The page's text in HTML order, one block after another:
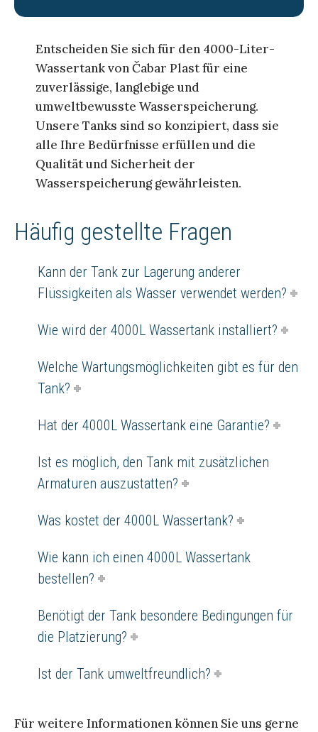
Entscheiden Sie sich für den 4000-Liter-
Wassertank von Čabar Plast für eine
zuverlässige, langlebige und
umweltbewusste Wasserspeicherung.
Unsere Tanks sind so konzipiert, dass sie
alle Ihre Bedürfnisse erfüllen und die
Qualität und Sicherheit der
Wasserspeicherung gewährleisten.
Häufig gestellte Fragen
Kann der Tank zur Lagerung anderer
Flüssigkeiten als Wasser verwendet werden?
Wie wird der 4000L Wassertank installiert?
Welche Wartungsmöglichkeiten gibt es für den
Tank?
Hat der 4000L Wassertank eine Garantie?
Ist es möglich, den Tank mit zusätzlichen
Armaturen auszustatten?
Was kostet der 4000L Wassertank?
Wie kann ich einen 4000L Wassertank
bestellen?
Benötigt der Tank besondere Bedingungen für
die Platzierung?
Ist der Tank umweltfreundlich?
Für weitere Informationen können Sie uns gerne